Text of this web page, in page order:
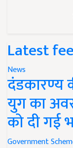
Latest
News
दंडकारण्य
युग का
को दी गई
Government